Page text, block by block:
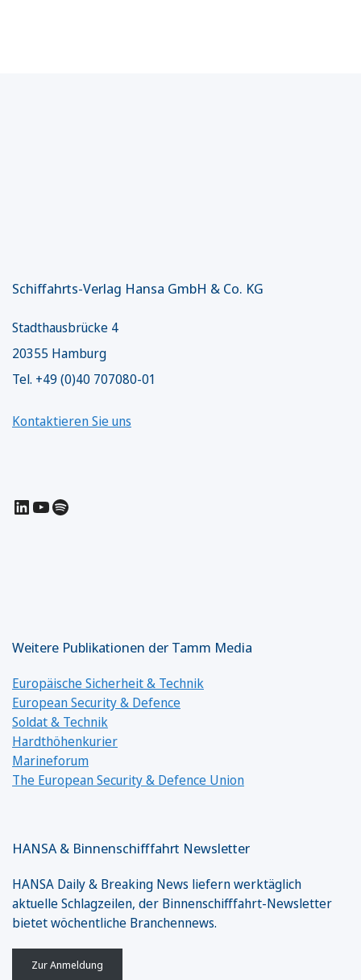
Schiffahrts-Verlag Hansa GmbH & Co. KG
Stadthausbrücke 4
20355 Hamburg
Tel. +49 (0)40 707080-01
Kontaktieren Sie uns
LinkedIn
YouTube
Spotify
Weitere Publikationen der Tamm Media
Europäische Sicherheit & Technik
European Security & Defence
Soldat & Technik
Hardthöhenkurier
Marineforum
The European Security & Defence Union
HANSA & Binnenschifffahrt Newsletter
HANSA Daily & Breaking News liefern werktäglich
aktuelle Schlagzeilen, der Binnenschifffahrt-Newsletter
bietet wöchentliche Branchennews.
Zur Anmeldung